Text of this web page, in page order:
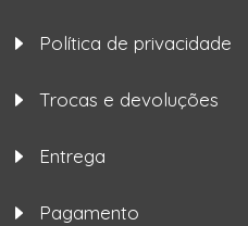
Política de privacidade
Trocas e devoluções
Entrega
Pagamento